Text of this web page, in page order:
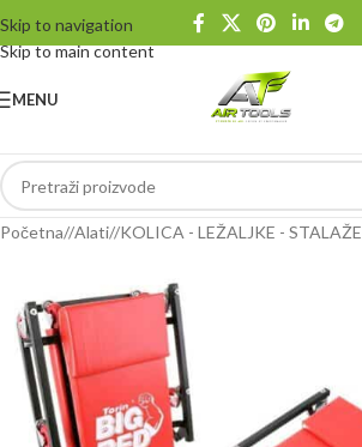
Skip to navigation
Skip to main content
MENU
Početna/ Alati/ KOLICA - LEŽALJKE - STALAŽE